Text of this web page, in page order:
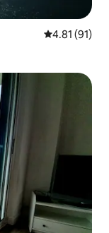
平均评分
4.81 (91)